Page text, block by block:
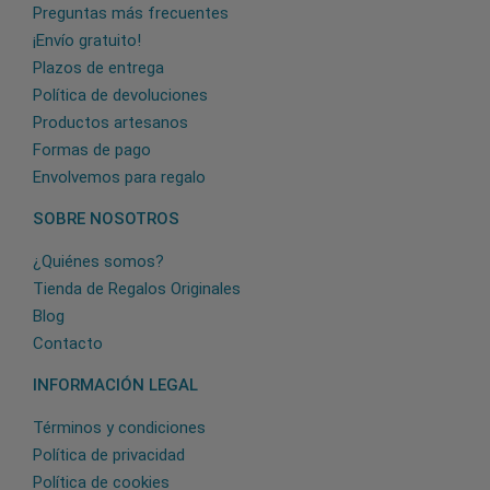
Preguntas más frecuentes
¡Envío gratuito!
Plazos de entrega
Política de devoluciones
Productos artesanos
Formas de pago
Envolvemos para regalo
SOBRE NOSOTROS
¿Quiénes somos?
Tienda de Regalos Originales
Blog
Contacto
INFORMACIÓN LEGAL
Términos y condiciones
Política de privacidad
Política de cookies